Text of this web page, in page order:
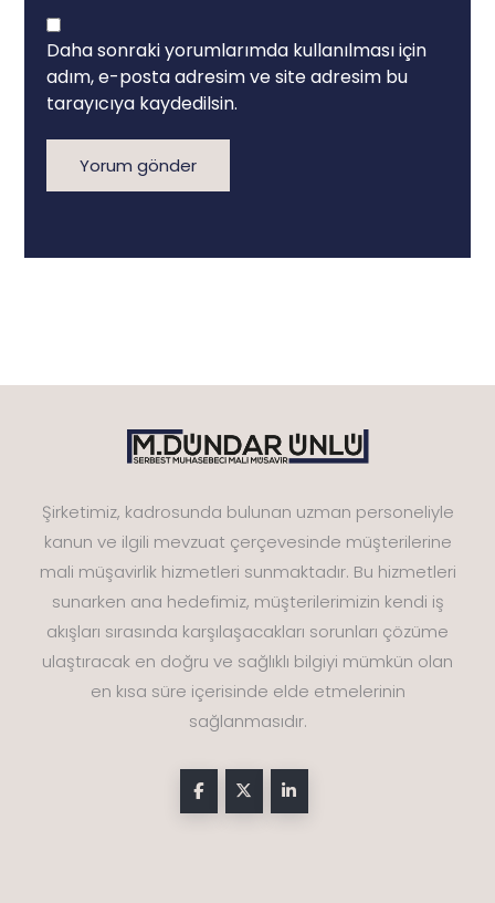
Daha sonraki yorumlarımda kullanılması için
adım, e-posta adresim ve site adresim bu
tarayıcıya kaydedilsin.
Yorum gönder
Şirketimiz, kadrosunda bulunan uzman personeliyle
kanun ve ilgili mevzuat çerçevesinde müşterilerine
mali müşavirlik hizmetleri sunmaktadır. Bu hizmetleri
sunarken ana hedefimiz, müşterilerimizin kendi iş
akışları sırasında karşılaşacakları sorunları çözüme
ulaştıracak en doğru ve sağlıklı bilgiyi mümkün olan
en kısa süre içerisinde elde etmelerinin
sağlanmasıdır.